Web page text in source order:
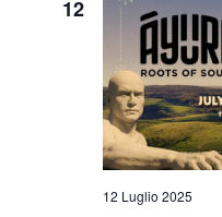
12
12 Luglio 2025